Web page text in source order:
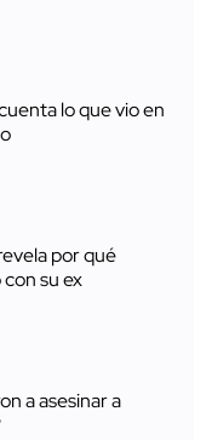
lo que vio en
por qué
su ex
a asesinar a